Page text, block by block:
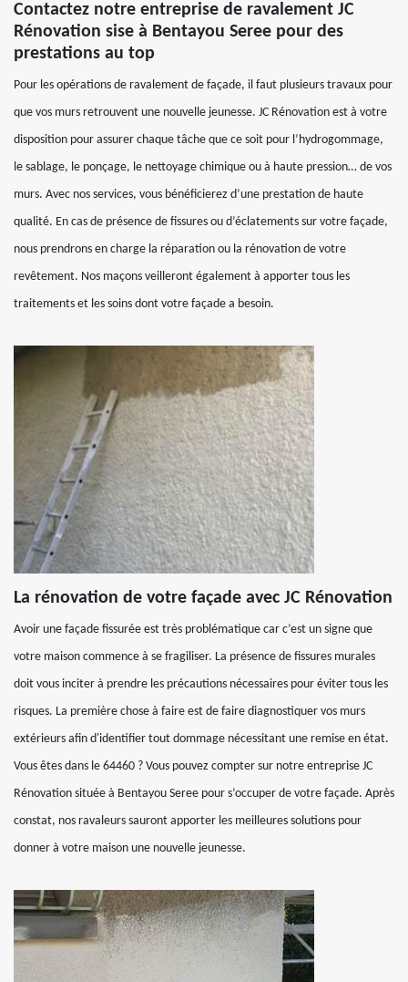
Contactez notre entreprise de ravalement JC
Rénovation sise à Bentayou Seree pour des
prestations au top
Pour les opérations de ravalement de façade, il faut plusieurs travaux pour
que vos murs retrouvent une nouvelle jeunesse. JC Rénovation est à votre
disposition pour assurer chaque tâche que ce soit pour l’hydrogommage,
le sablage, le ponçage, le nettoyage chimique ou à haute pression… de vos
murs. Avec nos services, vous bénéficierez d’une prestation de haute
qualité. En cas de présence de fissures ou d’éclatements sur votre façade,
nous prendrons en charge la réparation ou la rénovation de votre
revêtement. Nos maçons veilleront également à apporter tous les
traitements et les soins dont votre façade a besoin.
La rénovation de votre façade avec JC Rénovation
Avoir une façade fissurée est très problématique car c’est un signe que
votre maison commence à se fragiliser. La présence de fissures murales
doit vous inciter à prendre les précautions nécessaires pour éviter tous les
risques. La première chose à faire est de faire diagnostiquer vos murs
extérieurs afin d'identifier tout dommage nécessitant une remise en état.
Vous êtes dans le 64460 ? Vous pouvez compter sur notre entreprise JC
Rénovation située à Bentayou Seree pour s’occuper de votre façade. Après
constat, nos ravaleurs sauront apporter les meilleures solutions pour
donner à votre maison une nouvelle jeunesse.